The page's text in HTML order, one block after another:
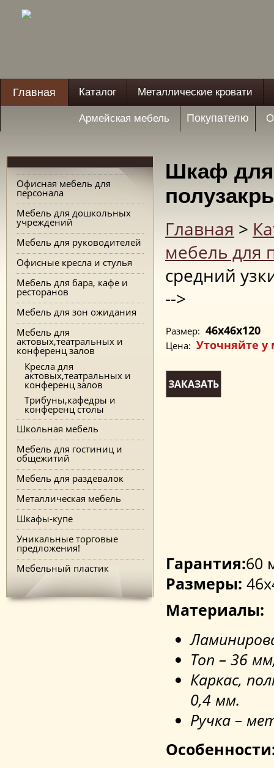
Главная Каталог Металлические кровати
Армейская мебель Покупателю
Офисная мебель для
персонала
Мебель для дошкольных
учреждений
Мебель для руководителей
Офисные кресла и стулья
Мебель для бара, кафе и
ресторанов
Мебель для зон ожидания
Мебель для
актовых,театральных и
конференц залов
Кресла для
актовых,театральных и
конференц залов
Трибуны,кафедры и
конференц столы
Школьная мебель
Мебель для гостиниц и
общежитий
Мебель для раздевалок
Металлическая мебель
Шкафы-купе
Уникальные торговые
предложения!
Мебельный пластик
Шкаф для
Главная >
мебель для
средний
-->
Размер: 46x46x120
Цена: Уточняйте
ЗАКАЗАТЬ
Гарантия:60
Размеры:
Материалы:
Топ – 36
Каркас,
0,4 мм.
Ручка –